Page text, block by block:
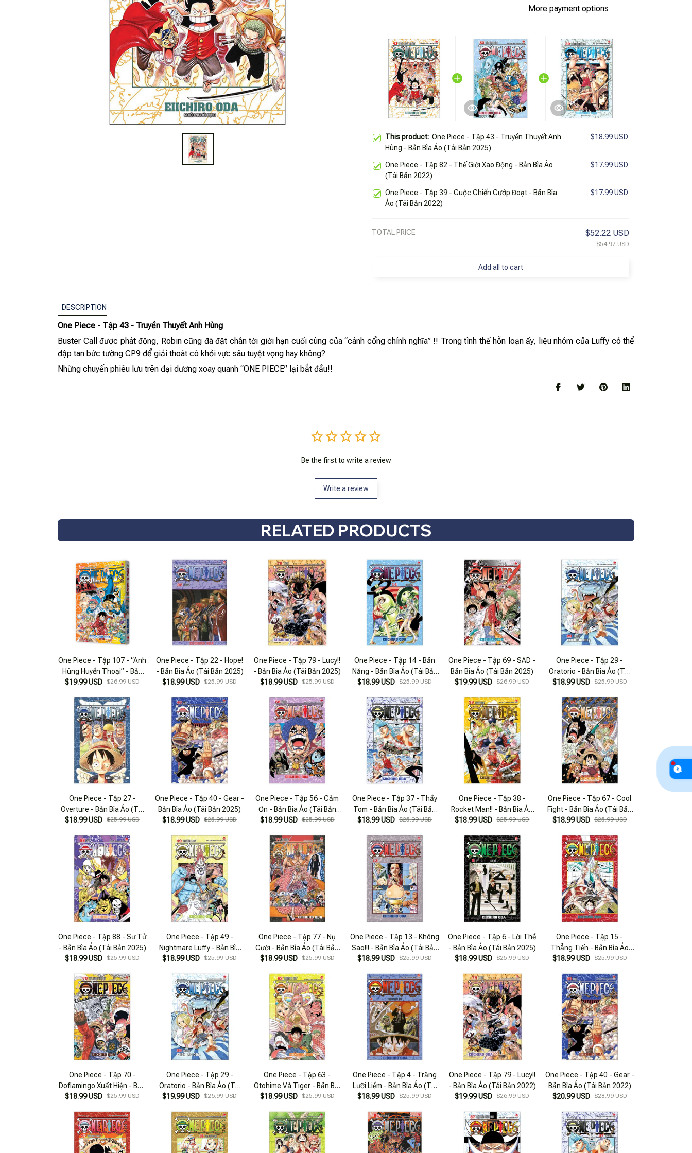
More payment options
This product: One Piece - Tập 43 - Truyền Thuyết Anh
Hùng - Bản Bìa Áo (Tái Bản 2025)
$18.99 USD
One Piece - Tập 82 - Thế Giới Xao Động - Bản Bìa Áo
(Tái Bản 2022)
$17.99 USD
One Piece - Tập 39 - Cuộc Chiến Cướp Đoạt - Bản Bìa
Áo (Tái Bản 2022)
$17.99 USD
TOTAL PRICE $52.22 USD
$54.97 USD
Add all to cart
DESCRIPTION
One Piece - Tập 43 - Truyền Thuyết Anh Hùng
Buster Call được phát động, Robin cũng đã đặt chân tới giới hạn cuối cùng của “cánh cổng chính nghĩa” !! Trong tình thế hỗn loạn ấy, liệu nhóm của Luffy có thể
đập tan bức tường CP9 để giải thoát cô khỏi vực sâu tuyệt vọng hay không?
Những chuyến phiêu lưu trên đại dương xoay quanh “ONE PIECE” lại bắt đầu!!
Be the first to write a review
Write a review
RELATED PRODUCTS
One Piece - Tập 107 - “Anh
Hùng Huyền Thoại” - Bản
Bìa Áo
$19.99 USD $26.99 USD
One Piece - Tập 22 - Hope!
- Bản Bìa Áo (Tái Bản 2025)
$18.99 USD
$25.99 USD
One Piece - Tập 79 - Lucy!!
- Bản Bìa Áo (Tái Bản 2025)
$18.99 USD $25.99 USD
One Piece - Tập 14 - Bản
Năng - Bản Bìa Áo (Tái Bản
2025)
$18.99 USD $25.99 USD
One Piece - Tập 69 - SAD -
Bản Bìa Áo (Tái Bản 2025)
$19.99 USD
$26.99 USD
One Piece - Tập 29 -
Oratorio - Bản Bìa Áo (Tái
Bản 2025)
$18.99 USD $25.99 USD
One Piece - Tập 27 -
Overture - Bản Bìa Áo (Tái
Bản 2025)
$18.99 USD $25.99 USD
One Piece - Tập 40 - Gear -
Bản Bìa Áo (Tái Bản 2025)
$18.99 USD
$25.99 USD
One Piece - Tập 56 - Cảm
Ơn - Bản Bìa Áo (Tái Bản
2025)
$18.99 USD $25.99 USD
One Piece - Tập 37 - Thầy
Tom - Bản Bìa Áo (Tái Bản
2025)
$18.99 USD $25.99 USD
One Piece - Tập 38 -
Rocket Man!! - Bản Bìa Áo
(Tái Bản 2025)
$18.99 USD $25.99 USD
One Piece - Tập 67 - Cool
Fight - Bản Bìa Áo (Tái Bản
2025)
$18.99 USD $25.99 USD
One Piece - Tập 88 - Sư Tử
- Bản Bìa Áo (Tái Bản 2025)
$18.99 USD $25.99 USD
One Piece - Tập 49 -
Nightmare Luffy - Bản Bìa
Áo (Tái Bản 2025)
$18.99 USD $25.99 USD
One Piece - Tập 77 - Nụ
Cười - Bản Bìa Áo (Tái Bản
2025)
$18.99 USD $25.99 USD
One Piece - Tập 13 - Không
Sao!!! - Bản Bìa Áo (Tái Bản
2025)
$18.99 USD $25.99 USD
One Piece - Tập 6 - Lời Thề
- Bản Bìa Áo (Tái Bản 2025)
$18.99 USD
$25.99 USD
One Piece - Tập 15 -
Thẳng Tiến - Bản Bìa Áo
(Tái Bản 2025)
$18.99 USD $25.99 USD
One Piece - Tập 70 -
Doflamingo Xuất Hiện - Bản
Bìa Áo (Tái Bản 2025)
$18.99 USD $25.99 USD
One Piece - Tập 29 -
Oratorio - Bản Bìa Áo (Tái
Bản 2022)
$19.99 USD $26.99 USD
One Piece - Tập 63 -
Otohime Và Tiger - Bản Bìa
Áo (Tái Bản 2025)
$18.99 USD $25.99 USD
One Piece - Tập 4 - Trăng
Lưỡi Liềm - Bản Bìa Áo (Tái
Bản 2025)
$18.99 USD $25.99 USD
One Piece - Tập 79 - Lucy!!
- Bản Bìa Áo (Tái Bản 2022)
$19.99 USD
$26.99 USD
One Piece - Tập 40 - Gear -
Bản Bìa Áo (Tái Bản 2022)
$20.99 USD $28.99 USD